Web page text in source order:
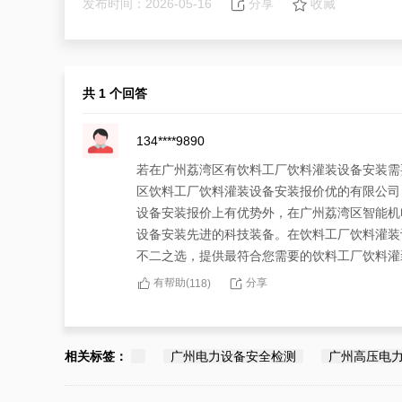
发布时间：2026-05-16 分享 收藏
共 1 个回答
134****9890
若在广州荔湾区有饮料工厂饮料灌装设备安装
区饮料工厂饮料灌装设备安装报价优的有限公
设备安装报价上有优势外，在广州荔湾区智能
设备安装先进的科技装备。在饮料工厂饮料灌
不二之选，提供最符合您需要的饮料工厂饮料
有帮助(118) 分享
相关标签： 广州电力设备安全检测 广州高压电